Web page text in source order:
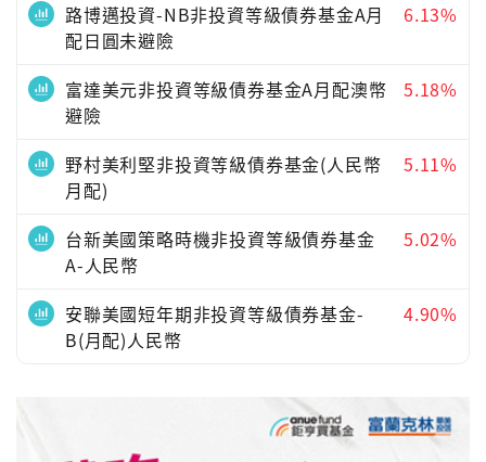
路博邁投資-NB非投資等級債券基金A月
配日圓未避險
6.13%
富達美元非投資等級債券基金A月配澳幣
避險
5.18%
野村美利堅非投資等級債券基金(人民幣
月配)
5.11%
台新美國策略時機非投資等級債券基金
A-人民幣
5.02%
安聯美國短年期非投資等級債券基金-
B(月配)人民幣
4.90%